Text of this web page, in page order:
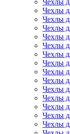
Чехлы
Чехлы
Чехлы
Чехлы
Чехлы
Чехлы
Чехлы
Чехлы
Чехлы
Чехлы
Чехлы
Чехлы
Чехлы
Чехлы
Чехлы